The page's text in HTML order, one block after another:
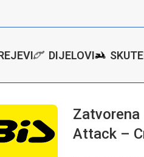
DIJELOVI
Attack –